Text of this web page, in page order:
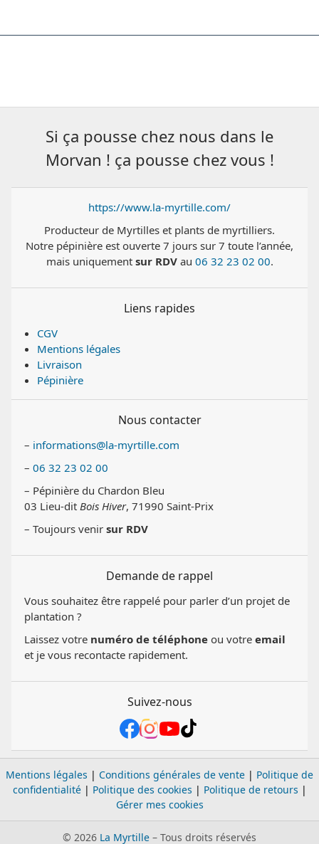
Si ça pousse chez nous dans le
Morvan ! ça pousse chez vous !
https://www.la-myrtille.com/
Producteur de Myrtilles et plants de myrtilliers.
Notre pépinière est ouverte 7 jours sur 7 toute l’année,
mais uniquement sur RDVau 06 32 23 02 00.
Liens rapides
CGV
Mentions légales
Livraison
Pépinière
Nous contacter
– informations@la-myrtille.com
– 06 32 23 02 00
– Pépinière du Chardon Bleu
03 Lieu-dit Bois Hiver, 71990 Saint-Prix
– Toujours venir sur RDV
Demande de rappel
Vous souhaitez être rappelé pour parler d’un projet de
plantation ?
Laissez votre numéro de téléphone ou votre email
et je vous recontacte rapidement.
Suivez-nous
Mentions légales | Conditions générales de vente | Politique de
confidentialité| Politique des cookies | Politique de retours |
Gérer mes cookies
© 2026 La Myrtille – Tous droits réservés